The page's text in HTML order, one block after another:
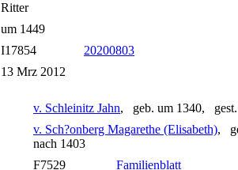
Ritter
um 1449
I17854
20200803
13 Mrz 2012
v. Schleinitz Jahn, geb. um 1340, gest.
v. Sch?onberg Magarethe (Elisabeth),
nach 1403
F7529 Familienblatt